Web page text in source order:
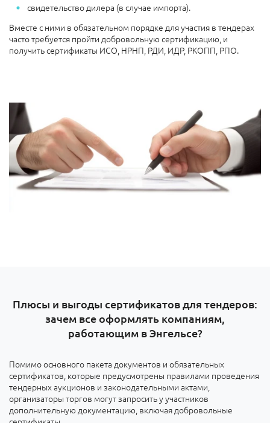
свидетельство дилера (в случае импорта).
Вместе с ними в обязательном порядке для участия в тендерах
часто требуется пройти добровольную сертификацию, и
получить сертификаты ИСО, НРНП, РДИ, ИДР, РКОПП, РПО.
Плюсы и выгоды сертификатов для тендеров:
зачем все оформлять компаниям,
работающим в Энгельсе?
Помимо основного пакета документов и обязательных
сертификатов, которые предусмотрены правилами проведения
тендерных аукционов и законодательными актами,
организаторы торгов могут запросить у участников
дополнительную документацию, включая добровольные